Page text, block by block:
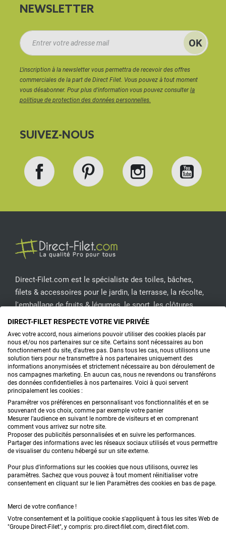
NEWSLETTER
L'inscription à la newsletter vous permettra de recevoir des offres
commerciales de la part de Direct Filet. Vous pouvez à tout moment
vous désabonner. Pour plus d'information vous pouvez consulterla
politique de protection des données personnelles.
SUIVEZ-NOUS
Direct-Filet.com est le spécialiste des toiles, bâches,
filets & accessoires pour le jardin, la terrasse, la récolte,
l'emballage de fruits & légumes, le sport, les clôtures...
CONTACTEZ-NOUS
PRODUITS
CONSEILS
FAQ
DEMANDE DE DEVIS
Confidentialité & données personnelles
DIRECT-FILET RESPECTE VOTRE VIE PRIVÉE
Avec votre accord, nous aimerions pouvoir utiliser des cookies placés par
nous et/ou nos partenaires sur ce site. Certains sont nécessaires au bon
fonctionnement du site, d'autres pas. Dans tous les cas, nous utilisons une
solution tiers pour ne transmettre à nos partenaires uniquement des
informations anonymisées et strictement nécessaire au bon déroulement de
nos campagnes marketing. En aucun cas, nous ne revendons ou transférons
des données confidentielles à nos partenaires. Voici à quoi servent
principalement les cookies :
Paramétrer vos préférences en personnalisant vos fonctionnalités et en se
souvenant de vos choix, comme par exemple votre panier
Mesurer l’audience en suivant le nombre de visiteurs et en comprenant
comment vous arrivez sur notre site.
Proposer des publicités personnalisées et en suivre les performances.
Partager des informations avec les réseaux sociaux utilisés et vous permettre
de visualiser du contenu hébergé sur un site externe.
Pour plus d'informations sur les cookies que nous utilisons, ouvrez les
paramètres. Sachez que vous pouvez à tout moment réinitialiser votre
consentement en cliquant sur le lien Paramètres des cookies en bas de page.
Merci de votre confiance !
Votre consentement et la politique cookie s'appliquent à tous les sites Web de
"Groupe Direct-Filet", y compris: pro.direct-filet.com, direct-filet.com.